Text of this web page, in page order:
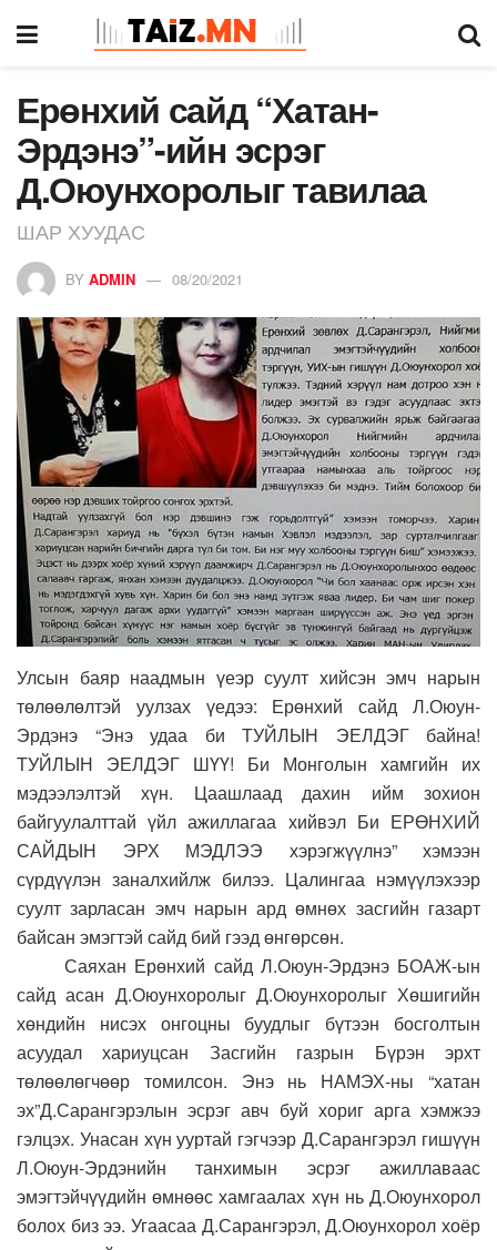
Ерөнхий сайд “Хатан-
Эрдэнэ”-ийн эсрэг
Д.Оюунхоролыг тавилаа
ШАР ХУУДАС
BY ADMIN 08/20/2021
Улсын баяр наадмын үеэр суулт хийсэн эмч нарын
төлөөлөлтэй уулзах үедээ: Ерөнхий сайд Л.Оюун-
Эрдэнэ “Энэ удаа би ТУЙЛЫН ЭЕЛДЭГ байна!
ТУЙЛЫН ЭЕЛДЭГ ШҮҮ! Би Монголын хамгийн их
мэдээлэлтэй хүн. Цаашлаад дахин ийм зохион
байгуулалттай үйл ажиллагаа хийвэл Би ЕРӨНХИЙ
САЙДЫН ЭРХ МЭДЛЭЭ хэрэгжүүлнэ” хэмээн
сүрдүүлэн заналхийлж билээ. Цалингаа нэмүүлэхээр
суулт зарласан эмч нарын ард өмнөх засгийн газарт
байсан эмэгтэй сайд бий гээд өнгөрсөн.
Саяхан Ерөнхий сайд Л.Оюун-Эрдэнэ БОАЖ-ын
сайд асан Д.Оюунхоролыг Д.Оюунхоролыг Хөшигийн
хөндийн нисэх онгоцны буудлыг бүтээн босголтын
асуудал хариуцсан Засгийн газрын Бүрэн эрхт
төлөөлөгчөөр томилсон. Энэ нь НАМЭХ-ны “хатан
эх”Д.Сарангэрэлын эсрэг авч буй хориг арга хэмжээ
гэлцэх. Унасан хүн ууртай гэгчээр Д.Сарангэрэл гишүүн
Л.Оюун-Эрдэнийн танхимын эсрэг ажиллаваас
эмэгтэйчүүдийн өмнөөс хамгаалах хүн нь Д.Оюунхорол
болох биз ээ. Угаасаа Д.Сарангэрэл, Д.Оюунхорол хоёр